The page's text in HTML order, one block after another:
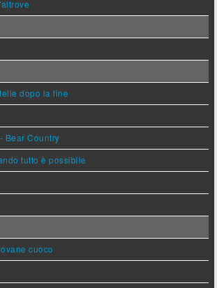
dopo la fine
Bear Country
tutto è possibile
cuoco